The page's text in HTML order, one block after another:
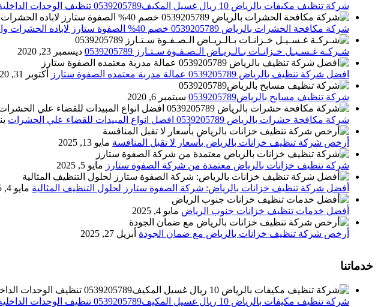
شركة تنظيف مكيفات بالرياض 10 ريال غسيل المكيف0539205789 تنظيف الوحدات الداخلية والخارجية
شركة مكافحة الحشرات بالرياض 0539205789 خصم 40% الصفوة ستارز لاباده الحشرات والقوارض
شـركـة غـسـيـل خـزانـات بـالـريـاض الـصـفـوة سـتـارز 0539205789 ديسمبر 23, 2020
افضل شركة تنظيف بالرياض 0539205789 عمالة مدربة معتمده الصفوة ستارز أكتوبر 31, 2020
شركة تنظيف مسابح بالرياض0539205789 سبتمبر 6, 2020
شركة مكافحة حشرات بالرياض 0539205789 افضل انواع المبيدات للقضاء علي الحشرات
أرخص شركة تنظيف خزانات بالرياض بأسعار لا تقبل المنافسة مايو 13, 2025
شركة تنظيف خزانات بالرياض معتمدة من شركة الصفوة ستارز مايو 5, 2025
أفضل شركة تنظيف خزانات بالرياض: شركة الصفوة ستارز لحلول التنظيف المثالية مايو 4, 2025
أفضل خدمات تنظيف خزانات جنوب الرياض مايو 4, 2025
أرخص شركة تنظيف خزانات بالرياض مع ضمان الجودة أبريل 27, 2025
خدماتنا
شركة تنظيف مكيفات بالرياض 10 ريال غسيل المكيف0539205789 تنظيف الوحدات الداخلية والخارجية